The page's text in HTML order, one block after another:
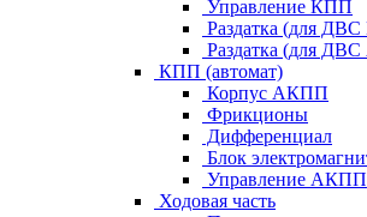
Управление КПП
Раздатка (для ДВС
Раздатка (для ДВС
КПП (автомат)
Корпус АКПП
Фрикционы
Дифференциал
Блок
Управление АКПП
Ходовая часть